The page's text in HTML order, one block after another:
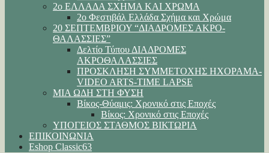
2ο ΕΛΛΑΔΑ ΣΧΗΜΑ ΚΑΙ ΧΡΩΜΑ
2ο Φεστιβάλ Ελλάδα Σχήμα και Χρώμα
20 ΣΕΠΤΕΜΒΡΙΟΥ “ΔΙΑΔΡΟΜΕΣ ΑΚΡΟ-
ΘΑΛΑΣΣΙΕΣ”
Δελτίο Τύπου ΔΙΑΔΡΟΜΕΣ
ΑΚΡΟΘΑΛΑΣΣΙΕΣ
ΠΡΟΣΚΛΗΣΗ ΣΥΜΜΕΤΟΧΗΣ ΗΧΟΡΑΜΑ-
VIDEO ARTS-TIME LAPSE
ΜΙΑ ΩΔΗ ΣΤΗ ΦΥΣΗ
Βίκος-Θύαμις: Χρονικό στις Εποχές
Βίκος: Χρονικό στις Εποχές
ΥΠΟΓΕΙΟΣ ΣΤΑΘΜΟΣ ΒΙΚΤΩΡΙΑ
ΕΠΙΚΟΙΝΩΝΙΑ
Eshop Classic63